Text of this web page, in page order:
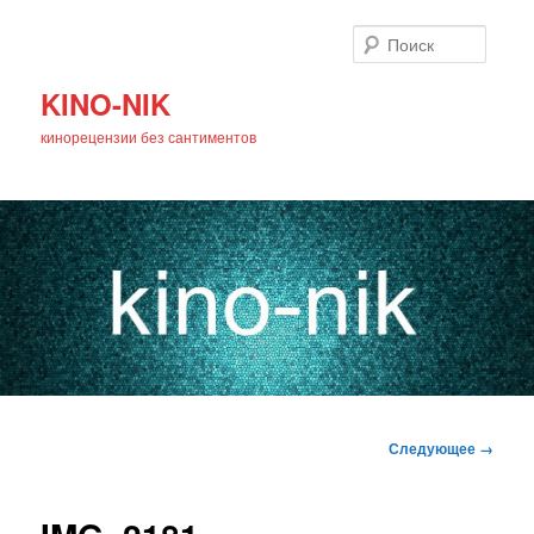
KINO-NIK
кинорецензии без сантиментов
основному
Навигация
Следующее →